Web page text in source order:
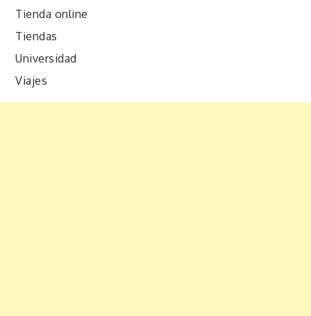
Tienda online
Tiendas
Universidad
Viajes